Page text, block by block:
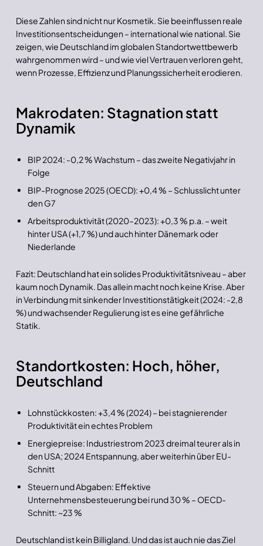
Diese Zahlen sind nicht nur Kosmetik. Sie beeinflussen reale
Investitionsentscheidungen – international wie national. Sie
zeigen, wie Deutschland im globalen Standortwettbewerb
wahrgenommen wird – und wie viel Vertrauen verloren geht,
wenn Prozesse, Effizienz und Planungssicherheit erodieren.
Makrodaten: Stagnation statt
Dynamik
BIP 2024: -0,2 % Wachstum – das zweite Negativjahr in
Folge
BIP-Prognose 2025 (OECD): +0,4 % – Schlusslicht unter
den G7
Arbeitsproduktivität (2020–2023): +0,3 % p.a. – weit
hinter USA (+1,7 %) und auch hinter Dänemark oder
Niederlande
Fazit: Deutschland hat ein solides Produktivitätsniveau – aber
kaum noch Dynamik. Das allein macht noch keine Krise. Aber
in Verbindung mit sinkender Investitionstätigkeit (2024: -2,8
%) und wachsender Regulierung ist es eine gefährliche
Statik.
Standortkosten: Hoch, höher,
Deutschland
Lohnstückkosten: +3,4 % (2024) – bei stagnierender
Produktivität ein echtes Problem
Energiepreise: Industriestrom 2023 dreimal teurer als in
den USA; 2024 Entspannung, aber weiterhin über EU-
Schnitt
Steuern und Abgaben: Effektive
Unternehmensbesteuerung bei rund 30 % – OECD-
Schnitt: ~23 %
Deutschland ist kein Billigland. Und das ist auch nie das Ziel